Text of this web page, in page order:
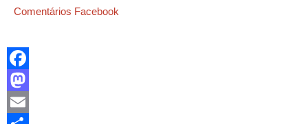
Comentários Facebook
Facebook
Mastodon